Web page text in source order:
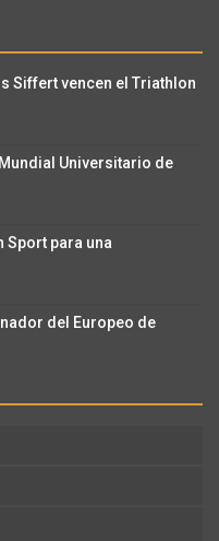
Siffert vencen el Triathlon
Universitario de
Sport para una
del Europeo de